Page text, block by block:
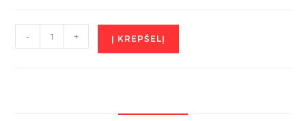
produkto
kiekis:
- + Į KREPŠELĮ